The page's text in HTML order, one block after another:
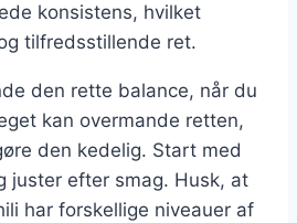
konsistens, hvilket
tilfredsstillende ret.
den rette balance, når du
kan overmande retten,
den kedelig. Start med
juster efter smag. Husk, at
har forskellige niveauer af